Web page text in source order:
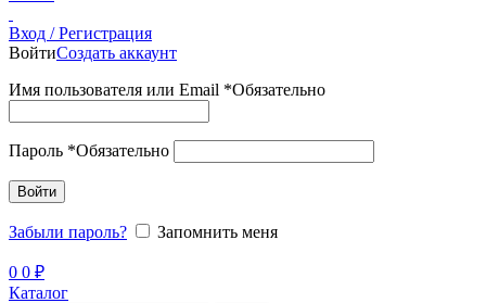
Вход / Регистрация
ВойтиСоздать аккаунт
Имя пользователя или Email *Обязательно
Пароль *Обязательно
Войти
Забыли пароль? Запомнить меня
0 0 ₽
Каталог